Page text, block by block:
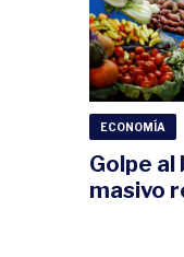
ECONOMÍA
Golpe al
masivo